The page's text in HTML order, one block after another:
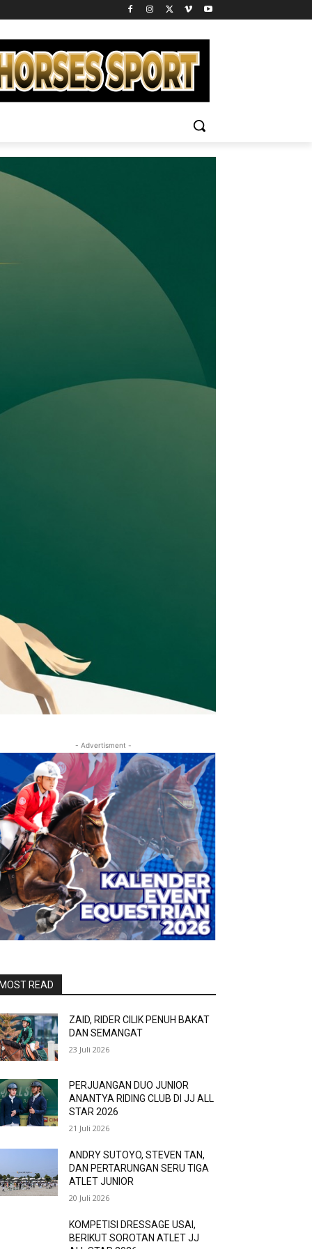
- Advertisment -
MOST READ
ZAID, RIDER CILIK PENUH BAKAT
DAN SEMANGAT
23 Juli 2026
PERJUANGAN DUO JUNIOR
ANANTYA RIDING CLUB DI JJ ALL
STAR 2026
21 Juli 2026
ANDRY SUTOYO, STEVEN TAN,
DAN PERTARUNGAN SERU TIGA
ATLET JUNIOR
20 Juli 2026
KOMPETISI DRESSAGE USAI,
BERIKUT SOROTAN ATLET JJ